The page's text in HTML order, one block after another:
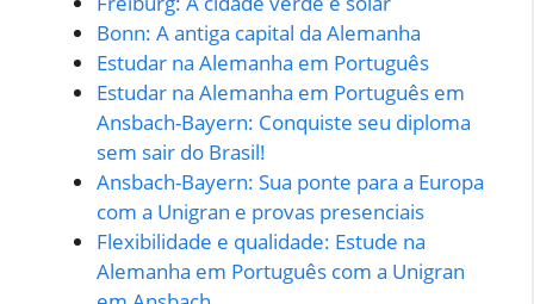
Bonn: A antiga capital da Alemanha
Estudar na Alemanha em Português
Estudar na Alemanha em Português em
Ansbach-Bayern: Conquiste seu diploma
sem sair do Brasil!
Ansbach-Bayern: Sua ponte para a Europa
com a Unigran e provas presenciais
Flexibilidade e qualidade: Estude na
Alemanha em Português com a Unigran